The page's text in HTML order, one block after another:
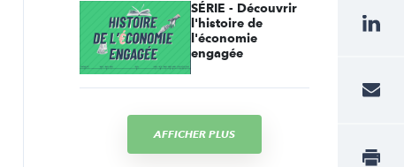
SÉRIE - Découvrir
l'histoire de
l'économie
engagée
AFFICHER PLUS